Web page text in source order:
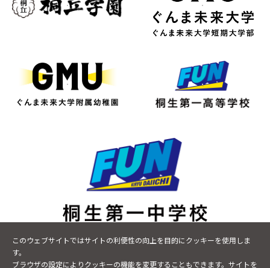
このウェブサイトではサイトの利便性の向上を目的にクッキーを使用しま
す。
ブラウザの設定によりクッキーの機能を変更することもできます。サイトを
TEL0277-48-8600FAX 0277-20-7465